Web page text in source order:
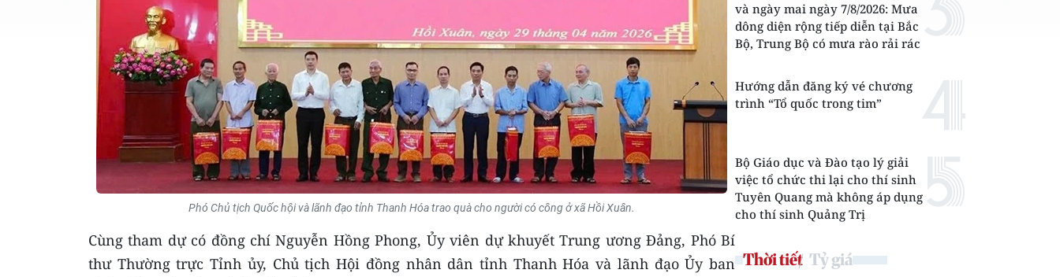
Phó Chủ tịch Quốc hội và lãnh đạo tỉnh Thanh Hóa trao quà cho người có công ở xã Hồi Xuân.
Cùng tham dự có đồng chí Nguyễn Hồng Phong, Ủy viên dự khuyết Trung ương Đảng, Phó Bí
thư Thường trực Tỉnh ủy, Chủ tịch Hội đồng nhân dân tỉnh Thanh Hóa và lãnh đạo Ủy ban
và ngày mai ngày 7/8/2026: Mưa
dông diện rộng tiếp diễn tại Bắc
Bộ, Trung Bộ có mưa rào rải rác
Hướng dẫn đăng ký vé chương
trình “Tổ quốc trong tim”
Bộ Giáo dục và Đào tạo lý giải
việc tổ chức thi lại cho thí sinh
Tuyên Quang mà không áp dụng
cho thí sinh Quảng Trị
Thời tiết Tỷ giá